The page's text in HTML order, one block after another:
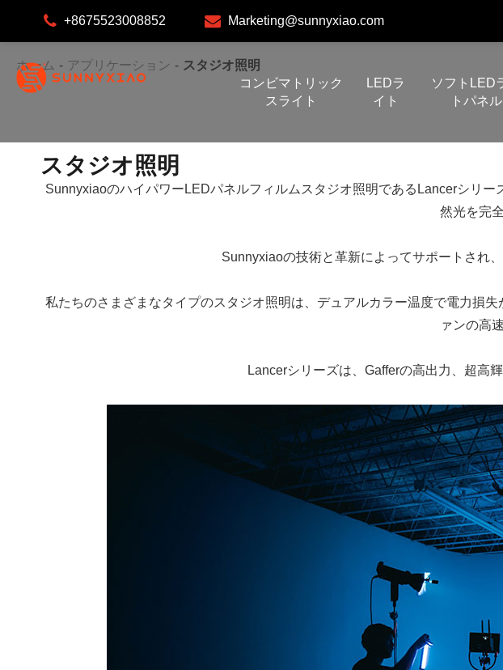
+8675523008852 Marketing@sunnyxiao.com
コンビマトリック
スライト
LEDラ
イト
ソフトLED
トパネル
ホーム アプリケーション スタジオ照明
スタジオ照明
SunnyxiaoのハイパワーLEDパネルフィルムスタジオ照明であるLancerシリ
然光を完
Sunnyxiaoの技術と革新によってサポートされ
私たちのさまざまなタイプのスタジオ照明は、デュアルカラー温度で電力損
ァンの高
Lancerシリーズは、Gafferの高出力、超高